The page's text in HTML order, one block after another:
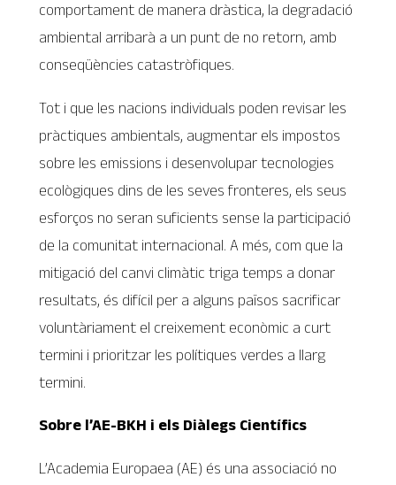
comportament de manera dràstica, la degradació
ambiental arribarà a un punt de no retorn, amb
conseqüències catastròfiques.
Tot i que les nacions individuals poden revisar les
pràctiques ambientals, augmentar els impostos
sobre les emissions i desenvolupar tecnologies
ecològiques dins de les seves fronteres, els seus
esforços no seran suficients sense la participació
de la comunitat internacional. A més, com que la
mitigació del canvi climàtic triga temps a donar
resultats, és difícil per a alguns països sacrificar
voluntàriament el creixement econòmic a curt
termini i prioritzar les polítiques verdes a llarg
termini.
Sobre l’AE-BKH i els Diàlegs Científics
L’Academia Europaea (AE) és una associació no